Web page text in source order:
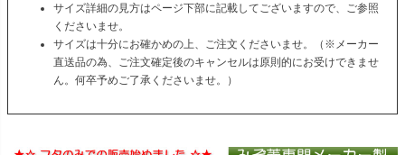
サイズ詳細の見方はページ下部に記載してございますので、ご参照
くださいませ。
サイズは十分にお確かめの上、ご注文くださいませ。（※メーカー
直送品の為、ご注文確定後のキャンセルは原則的にお受けできませ
ん。何卒予めご了承くださいませ。）